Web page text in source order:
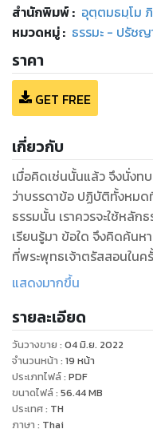
สำนักพิมพ์: อุตฺตมธมฺโม
หมวดหมู่: ธรรมะ - ปรัชญ
ราคา
GET FREE
เกี่ยวกับ
เมื่อคิดเช่นนั้นแล้ว จึงนั่งท
ว่าบรรดาข้อ ปฏิบัติทั้งหมด
ธรรมนั้น เราควรจะใช้หลั
เรียนรู้มา ข้อใด จึงคิดค้นห
ที่พระพุทธเจ้าตรัสสอนใน
ตั้งแต่วันที่พระองค์ตรัสรู้จ
แสดงมากขึ้น
รายละเอียด
วันวางขาย : 04 มิ.ย. 2022
จำนวนหน้า : 19 หน้า
ประเภทไฟล์: PDF
ขนาดไฟล์: 56.44MB
ประเทศ: TH
ภาษา : Thai